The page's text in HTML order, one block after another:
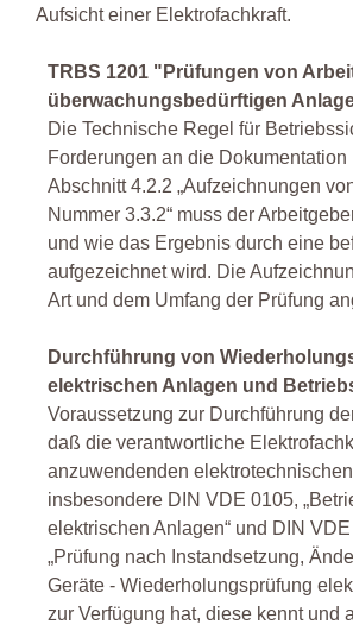
Aufsicht einer Elektrofachkraft.
TRBS 1201 "Prüfungen von
überwachungsbedürftigen
Die Technische Regel für
Forderungen an die Dokumentation
Abschnitt 4.2.2 „Aufzeichnungen
Nummer 3.3.2“ muss der
und wie das Ergebnis durch eine
aufgezeichnet wird. Die
Art und dem Umfang der Prüfung
Durchführung von
elektrischen Anlagen und
Voraussetzung zur Durchführung
daß die verantwortliche
anzuwendenden
insbesondere DIN VDE 0105,
elektrischen Anlagen“ und DIN
„Prüfung nach Instandsetzung,
Geräte - Wiederholungsprüfung
zur Verfügung hat, diese kennt und